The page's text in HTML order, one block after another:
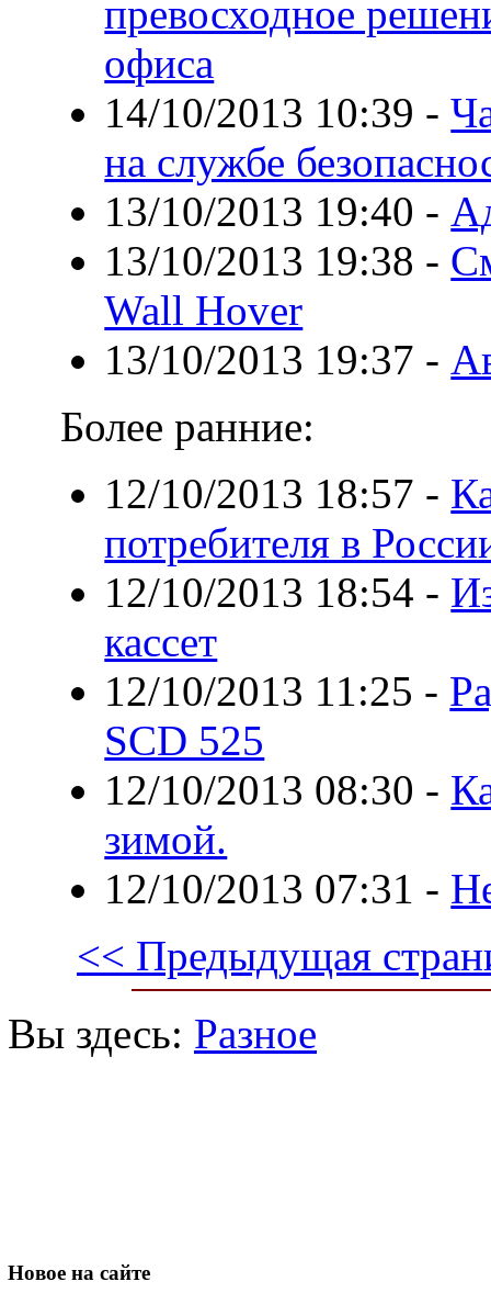
превосходное
офиса
14/10/2013 10:39 -
на службе
13/10/2013 19:40 -
13/10/2013 19:38 -
Wall Hover
13/10/2013 19:37 -
Более ранние:
12/10/2013 18:57 -
потребителя в
12/10/2013 18:54 -
кассет
12/10/2013 11:25 -
SCD 525
12/10/2013 08:30 -
зимой.
12/10/2013 07:31 -
<< Предыдущая
Вы здесь: Разное
Новое на сайте